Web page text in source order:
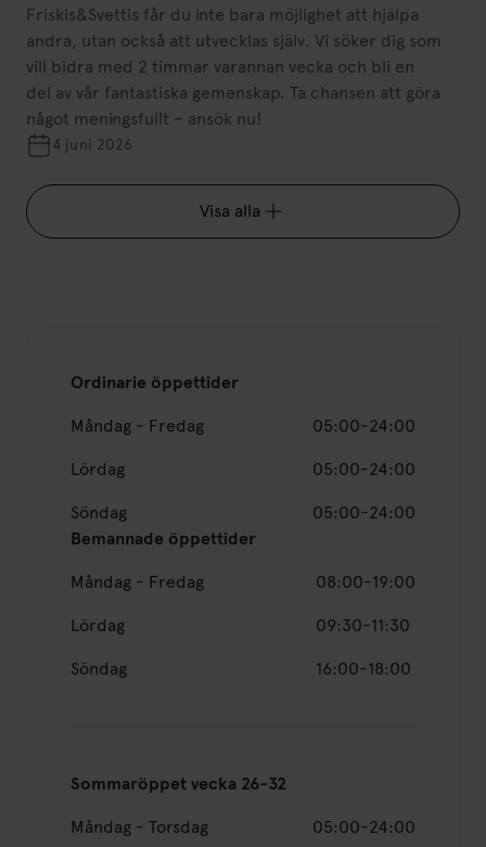
Friskis&Svettis får du inte bara möjlighet att hjälpa
andra, utan också att utvecklas själv. Vi söker dig som
vill bidra med 2 timmar varannan vecka och bli en
del av vår fantastiska gemenskap. Ta chansen att göra
något meningsfullt – ansök nu!
4 juni 2026
Visa alla
Ordinarie öppettider
Måndag - Fredag 05:00-24:00
Lördag 05:00-24:00
Söndag
05:00-24:00
Bemannade öppettider
Måndag - Fredag 08:00-19:00
Lördag 09:30-11:30
Söndag 16:00-18:00
Sommaröppet vecka 26-32
Måndag - Torsdag 05:00-24:00